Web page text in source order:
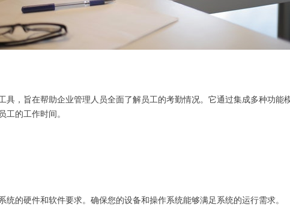
具，旨在帮助企业管理人员全面了解员工的考勤情况。它通过集成多种功能
工的工作时间。
统的硬件和软件要求。确保您的设备和操作系统能够满足系统的运行需求。